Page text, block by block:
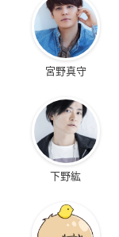
宮野真守
下野紘